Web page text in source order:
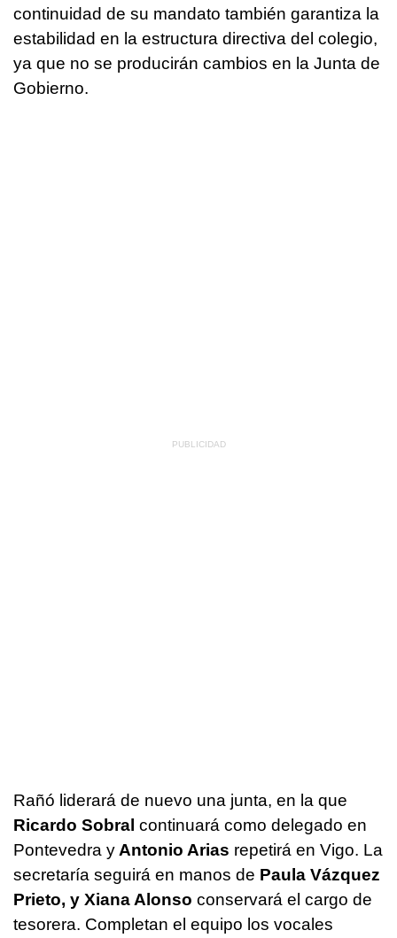
continuidad de su mandato también garantiza la
estabilidad en la estructura directiva del colegio,
ya que no se producirán cambios en la Junta de
Gobierno.
Rañó liderará de nuevo una junta, en la que
Ricardo Sobral continuará como delegado en
Pontevedra y Antonio Arias repetirá en Vigo. La
secretaría seguirá en manos de Paula Vázquez
Prieto, y Xiana Alonso conservará el cargo de
tesorera. Completan el equipo los vocales